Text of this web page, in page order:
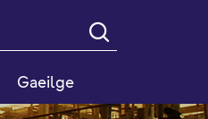
Gaeilge